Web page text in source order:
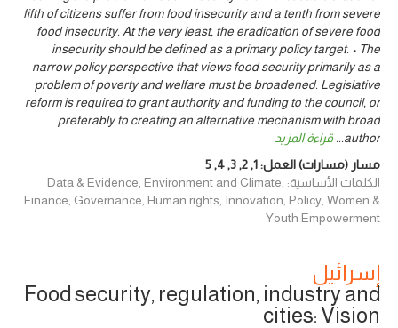
fifth of citizens suffer from food insecurity and a tenth from severe
food insecurity. At the very least, the eradication of severe food
insecurity should be defined as a primary policy target. • The
narrow policy perspective that views food security primarily as a
problem of poverty and welfare must be broadened. Legislative
reform is required to grant authority and funding to the council, or
preferably to creating an alternative mechanism with broad
author
... قراءة المزيد
مسار (مسارات) العمل:1
,
2
,
3
,
4
,
5
الكلمات الأساسية: Data & Evidence, Environment and Climate,
Finance, Governance, Human rights, Innovation, Policy, Women &
Youth Empowerment
إسرائيل
Food security, regulation, industry and
cities: Vision